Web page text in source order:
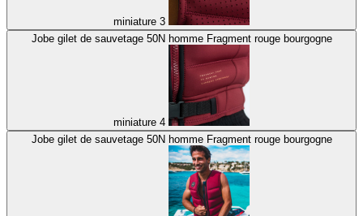
miniature 3
Jobe gilet de sauvetage 50N homme Fragment rouge bourgogne
miniature 4
Jobe gilet de sauvetage 50N homme Fragment rouge bourgogne